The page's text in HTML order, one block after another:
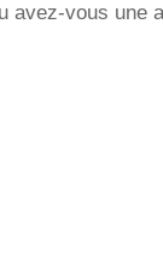
avez-vous une